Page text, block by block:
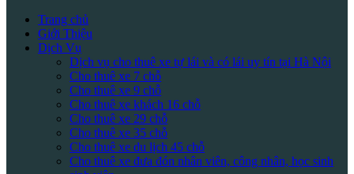
Trang chủ
Giới Thiệu
Dịch Vụ
Dịch vụ cho thuê xe tự lái và có lái uy tín tại Hà Nội
Cho thuê xe 7 chỗ
Cho thuê xe 9 chỗ
Cho thuê xe khách 16 chỗ
Cho thuê xe 29 chỗ
Cho thuê xe 35 chỗ
Cho thuê xe du lịch 45 chỗ
Cho thuê xe đưa đón nhân viên, công nhân, học sinh